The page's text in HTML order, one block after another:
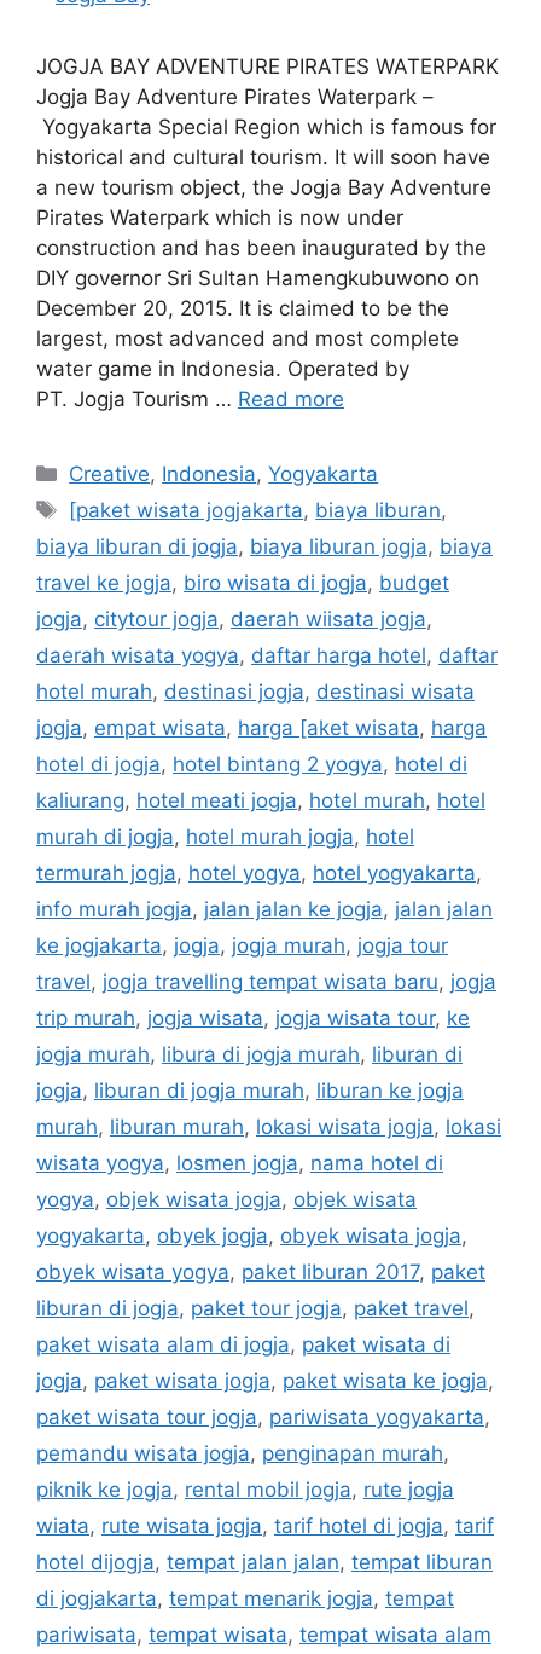
JOGJA BAY ADVENTURE PIRATES WATERPARK
Jogja Bay Adventure Pirates Waterpark –
Yogyakarta Special Region which is famous for
historical and cultural tourism. It will soon have
a new tourism object, the Jogja Bay Adventure
Pirates Waterpark which is now under
construction and has been inaugurated by the
DIY governor Sri Sultan Hamengkubuwono on
December 20, 2015. It is claimed to be the
largest, most advanced and most complete
water game in Indonesia. Operated by
PT. Jogja Tourism … Read more
Creative, Indonesia,Yogyakarta
[paket wisata jogjakarta, biaya liburan,
biaya liburan di jogja, biaya liburan jogja, biaya
travel ke jogja, biro wisata di jogja, budget
jogja, citytour jogja, daerah wiisata jogja,
daerah wisata yogya, daftar harga hotel, daftar
hotel murah, destinasi jogja, destinasi wisata
jogja, empat wisata, harga [aket wisata, harga
hotel di jogja, hotel bintang 2 yogya, hotel di
kaliurang, hotel meati jogja, hotel murah, hotel
murah di jogja, hotel murah jogja, hotel
termurah jogja, hotel yogya, hotel yogyakarta,
info murah jogja, jalan jalan ke jogja, jalan jalan
ke jogjakarta, jogja, jogja murah, jogja tour
travel, jogja travelling tempat wisata baru, jogja
trip murah, jogja wisata, jogja wisata tour, ke
jogja murah, libura di jogja murah, liburan di
jogja, liburan di jogja murah, liburan ke jogja
murah, liburan murah, lokasi wisata jogja, lokasi
wisata yogya, losmen jogja, nama hotel di
yogya, objek wisata jogja, objek wisata
yogyakarta, obyek jogja, obyek wisata jogja,
obyek wisata yogya, paket liburan 2017, paket
liburan di jogja, paket tour jogja, paket travel,
paket wisata alam di jogja, paket wisata di
jogja, paket wisata jogja, paket wisata ke jogja,
paket wisata tour jogja, pariwisata yogyakarta,
pemandu wisata jogja, penginapan murah,
piknik ke jogja, rental mobil jogja, rute jogja
wiata, rute wisata jogja, tarif hotel di jogja, tarif
hotel dijogja, tempat jalan jalan, tempat liburan
di jogjakarta, tempat menarik jogja, tempat
pariwisata, tempat wisata, tempat wisata alam